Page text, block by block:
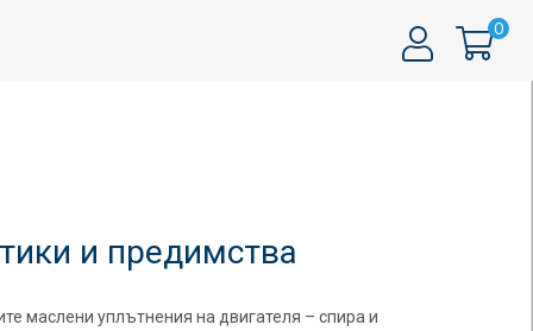
0
и предимства
маслени уплътнения на двигателя – спира и